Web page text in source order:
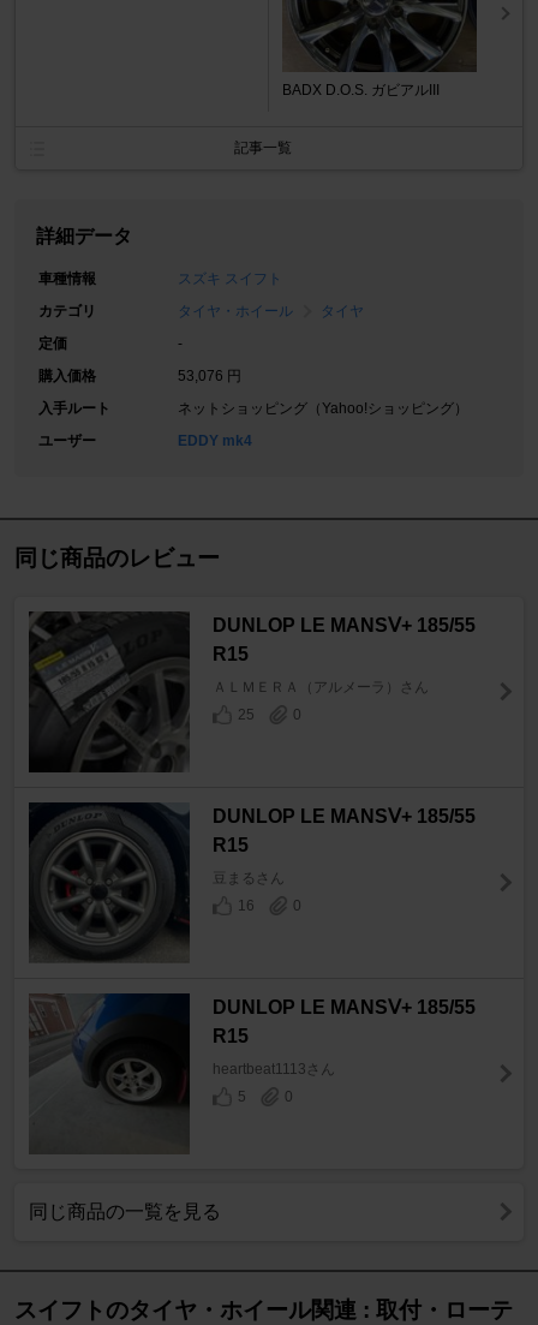
BADX D.O.S. ガビアルIII
記事一覧
詳細データ
車種情報
スズキ スイフト
カテゴリ
タイヤ・ホイール
タイヤ
定価
-
購入価格
53,076 円
入手ルート
ネットショッピング（Yahoo!ショッピング）
ユーザー
EDDY mk4
同じ商品のレビュー
DUNLOP LE MANSⅤ+ 185/55
R15
ＡＬＭＥＲＡ（アルメーラ）さん
25
0
DUNLOP LE MANSⅤ+ 185/55
R15
豆まるさん
16
0
DUNLOP LE MANSⅤ+ 185/55
R15
heartbeat1113さん
5
0
同じ商品の一覧を見る
スイフトのタイヤ・ホイール関連 : 取付・ローテ